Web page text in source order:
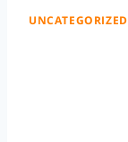
UNCATEGORIZED